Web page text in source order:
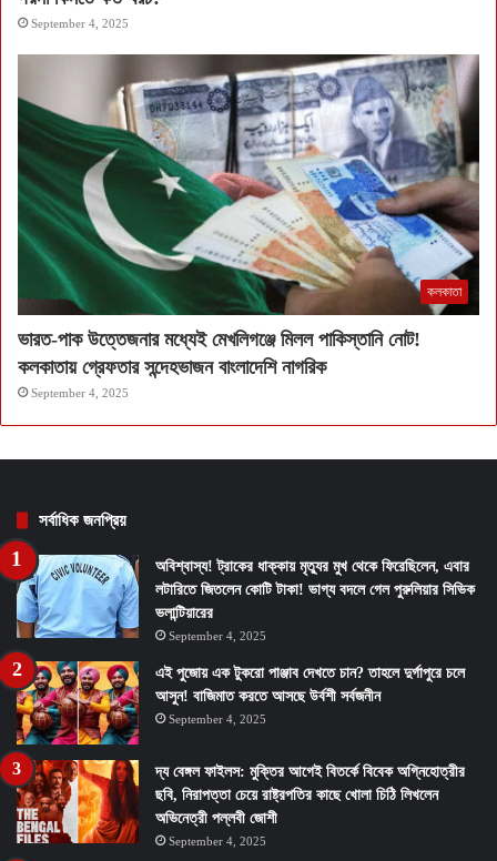
September 4, 2025
কলকাতা
ভারত-পাক উত্তেজনার মধ্যেই মেখলিগঞ্জে মিলল পাকিস্তানি নোট!
কলকাতায় গ্রেফতার সন্দেহভাজন বাংলাদেশি নাগরিক
September 4, 2025
সর্বাধিক জনপ্রিয়
অবিশ্বাস্য! ট্রাকের ধাক্কায় মৃত্যুর মুখ থেকে ফিরেছিলেন, এবার
লটারিতে জিতলেন কোটি টাকা! ভাগ্য বদলে গেল পুরুলিয়ার সিভিক
ভলান্টিয়ারের
September 4, 2025
এই পুজোয় এক টুকরো পাঞ্জাব দেখতে চান? তাহলে দুর্গাপুরে চলে
আসুন! বাজিমাত করতে আসছে উর্বশী সর্বজনীন
September 4, 2025
দ্য বেঙ্গল ফাইলস: মুক্তির আগেই বিতর্কে বিবেক অগ্নিহোত্রীর
ছবি, নিরাপত্তা চেয়ে রাষ্ট্রপতির কাছে খোলা চিঠি লিখলেন
অভিনেত্রী পল্লবী জোশী
September 4, 2025